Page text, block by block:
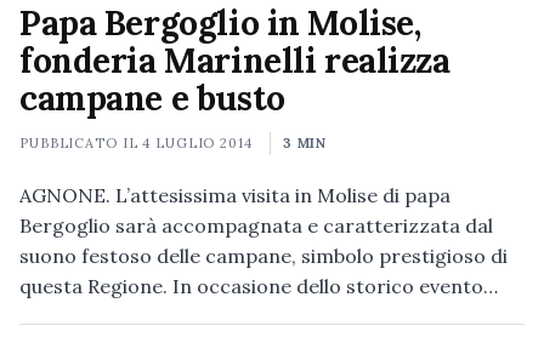
Papa Bergoglio in Molise,
fonderia Marinelli realizza
campane e busto
PUBBLICATO IL4 LUGLIO 2014 3 MIN
AGNONE. L’attesissima visita in Molise di papa
Bergoglio sarà accompagnata e caratterizzata dal
suono festoso delle campane, simbolo prestigioso di
questa Regione. In occasione dello storico evento…